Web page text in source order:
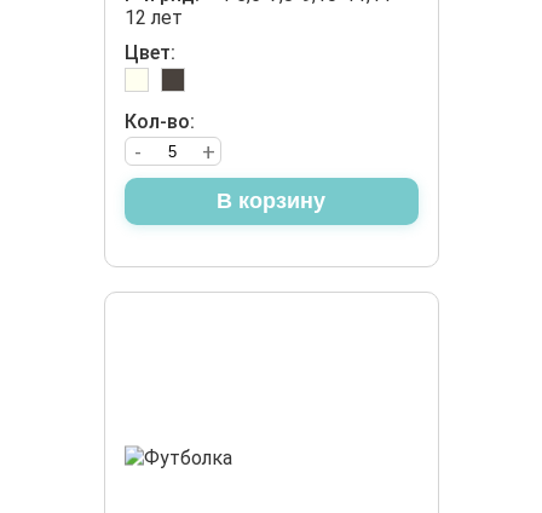
12 лет
Цвет:
Кол-во:
+
-
В корзину